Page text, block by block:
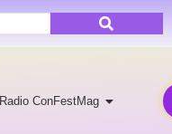
Radio ConFestMag